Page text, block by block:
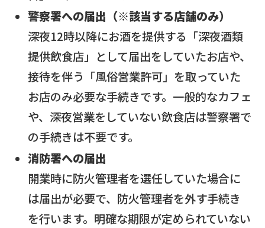
警察署への届出（※該当する店舗のみ）
深夜12時以降にお酒を提供する「深夜酒類
提供飲食店」として届出をしていたお店や、
接待を伴う「風俗営業許可」を取っていた
お店のみ必要な手続きです。一般的なカフェ
や、深夜営業をしていない飲食店は警察署で
の手続きは不要です。
消防署への届出
開業時に防火管理者を選任していた場合に
は届出が必要で、防火管理者を外す手続き
を行います。明確な期限が定められていない